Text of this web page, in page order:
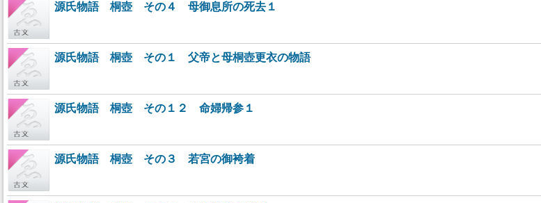
源氏物語 桐壺 その４ 母御息所の死去１
源氏物語 桐壺 その１ 父帝と母桐壺更衣の物語
源氏物語 桐壺 その１２ 命婦帰参１
源氏物語 桐壺 その３ 若宮の御袴着